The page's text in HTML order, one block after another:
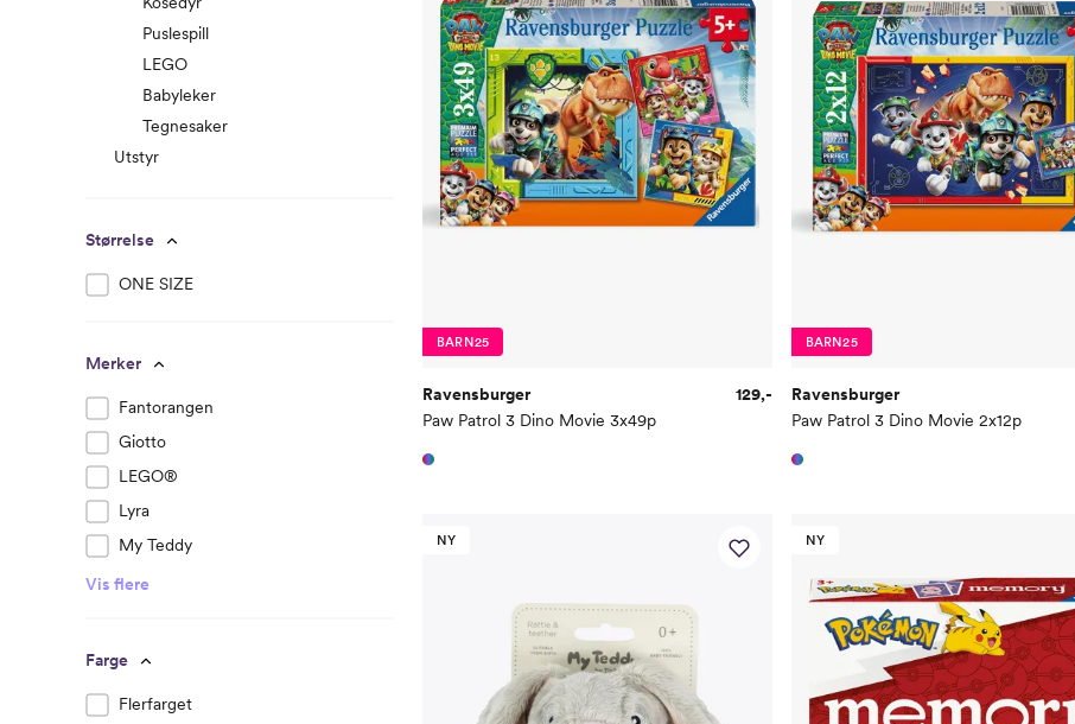
Puslespill
LEGO
Babyleker
Tegnesaker
Utstyr
Størrelse
ONE SIZE
Merker
Fantorangen
Giotto
LEGO®
Lyra
My Teddy
Vis flere
Farge
Flerfarget
BARN25
Ravensburger
Paw Patrol 3 Dino Movie 3x49p
129,-
BARN25
Ravensburger
Paw Patrol 3 Dino Movie 2x12p
NY NY